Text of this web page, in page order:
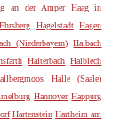
an der Amper
Haag in
Hagelstadt
Hagen
(Niederbayern) Haibach
Haiterbach Halblech
Halle (Saale)
Hannover Happurg
Hartenstein Hartheim am